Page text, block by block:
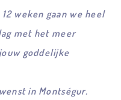
weken gaan we heel
met het meer
goddelijke
in Montségur.